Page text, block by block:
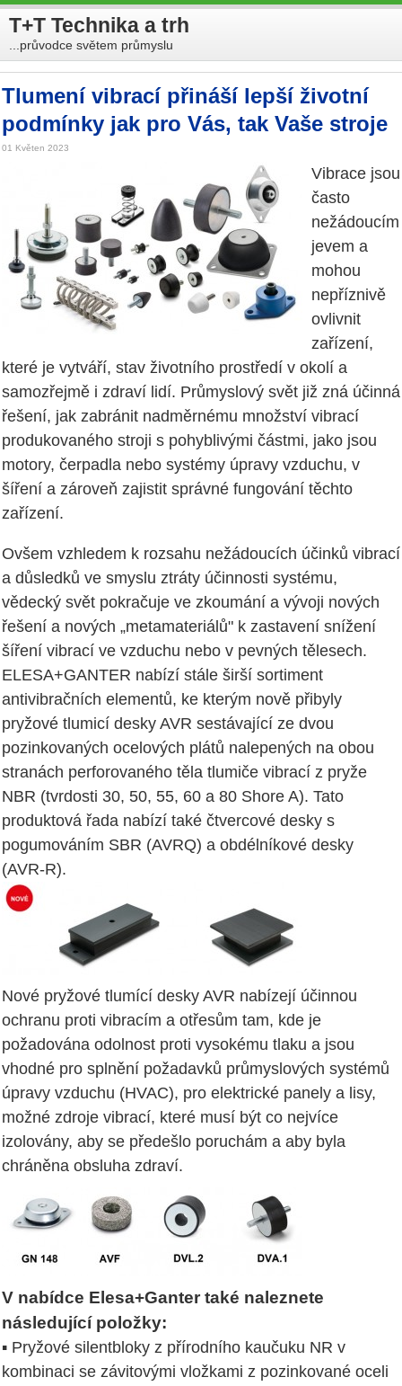
T+T Technika a trh
...průvodce světem průmyslu
Tlumení vibrací přináší lepší životní
podmínky jak pro Vás, tak Vaše stroje
01 Květen 2023
Vibrace jsou
často
nežádoucím
jevem a
mohou
nepříznivě
ovlivnit
zařízení,
které je vytváří, stav životního prostředí v okolí a
samozřejmě i zdraví lidí. Průmyslový svět již zná účinná
řešení, jak zabránit nadměrnému množství vibrací
produkovaného stroji s pohyblivými částmi, jako jsou
motory, čerpadla nebo systémy úpravy vzduchu, v
šíření a zároveň zajistit správné fungování těchto
zařízení.
Ovšem vzhledem k rozsahu nežádoucích účinků vibrací
a důsledků ve smyslu ztráty účinnosti systému,
vědecký svět pokračuje ve zkoumání a vývoji nových
řešení a nových „metamateriálů" k zastavení snížení
šíření vibrací ve vzduchu nebo v pevných tělesech.
ELESA+GANTER nabízí stále širší sortiment
antivibračních elementů, ke kterým nově přibyly
pryžové tlumicí desky AVR sestávající ze dvou
pozinkovaných ocelových plátů nalepených na obou
stranách perforovaného těla tlumiče vibrací z pryže
NBR (tvrdosti 30, 50, 55, 60 a 80 Shore A). Tato
produktová řada nabízí také čtvercové desky s
pogumováním SBR (AVRQ) a obdélníkové desky
(AVR-R).
Nové pryžové tlumící desky AVR nabízejí účinnou
ochranu proti vibracím a otřesům tam, kde je
požadována odolnost proti vysokému tlaku a jsou
vhodné pro splnění požadavků průmyslových systémů
úpravy vzduchu (HVAC), pro elektrické panely a lisy,
možné zdroje vibrací, které musí být co nejvíce
izolovány, aby se předešlo poruchám a aby byla
chráněna obsluha zdraví.
V nabídce Elesa+Ganter také naleznete
následující položky:
▪ Pryžové silentbloky z přírodního kaučuku NR v
kombinaci se závitovými vložkami z pozinkované oceli